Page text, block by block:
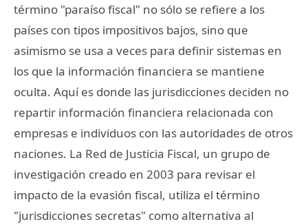
término "paraíso fiscal" no sólo se refiere a los
países con tipos impositivos bajos, sino que
asimismo se usa a veces para definir sistemas en
los que la información financiera se mantiene
oculta. Aquí es donde las jurisdicciones deciden no
repartir información financiera relacionada con
empresas e individuos con las autoridades de otros
naciones. La Red de Justicia Fiscal, un grupo de
investigación creado en 2003 para revisar el
impacto de la evasión fiscal, utiliza el término
"jurisdicciones secretas" como alternativa al